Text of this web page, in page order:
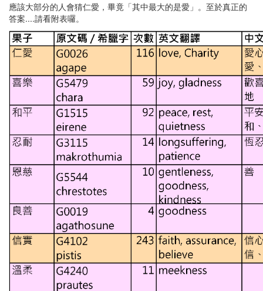
應該大部分的人會猜仁愛，畢竟「其中最大的是愛」。至於真正的
答案....請看附表囉。